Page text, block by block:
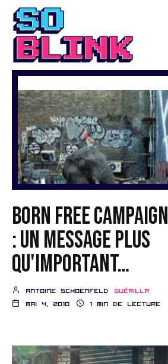
Born Free Campaign
: Un message plus
qu'important…
Antoine schoenfeld
Guérilla
mai 4, 2010
1 min de lecture